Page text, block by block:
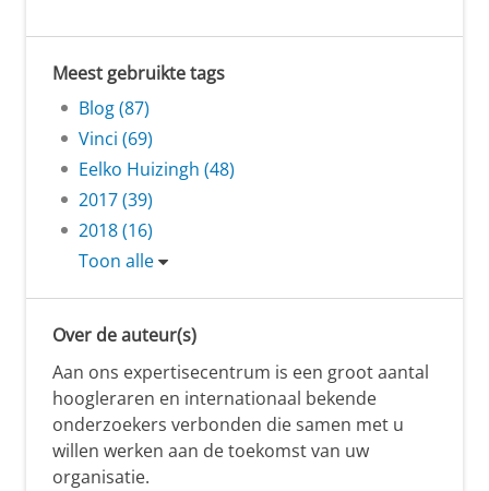
Meest gebruikte tags
Blog (87)
Vinci (69)
Eelko Huizingh (48)
2017 (39)
2018 (16)
Toon alle
Over de auteur(s)
Aan ons expertisecentrum is een groot aantal
hoogleraren en internationaal bekende
onderzoekers verbonden die samen met u
willen werken aan de toekomst van uw
organisatie.